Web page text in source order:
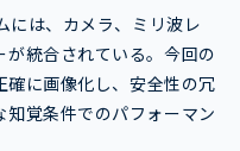
は、カメラ、ミリ波レ
統合されている。今回の
に画像化し、安全性の冗
覚条件でのパフォーマン